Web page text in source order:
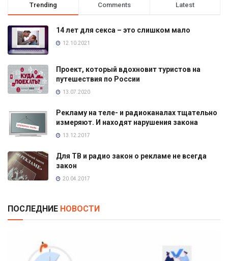
Trending Comments Latest
14 лет для секса – это слишком мало
12.10.2021
Проект, который вдохновит туристов на
путешествия по России
13.07.2020
Рекламу на теле- и радиоканалах тщательно
измеряют. И находят нарушения закона
13.12.2017
Для ТВ и радио закон о рекламе не всегда
закон
20.04.2017
ПОСЛЕДНИЕ НОВОСТИ